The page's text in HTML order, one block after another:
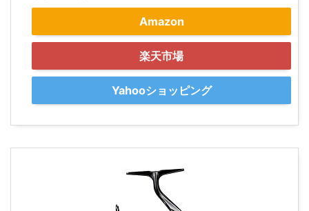
Amazon
楽天市場
Yahooショッピング